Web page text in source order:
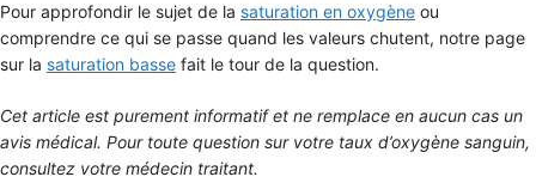
Pour approfondir le sujet de la saturation en oxygène ou
comprendre ce qui se passe quand les valeurs chutent, notre page
sur la saturation basse fait le tour de la question.
Cet article est purement informatif et ne remplace en aucun cas un
avis médical. Pour toute question sur votre taux d’oxygène sanguin,
consultez votre médecin traitant.